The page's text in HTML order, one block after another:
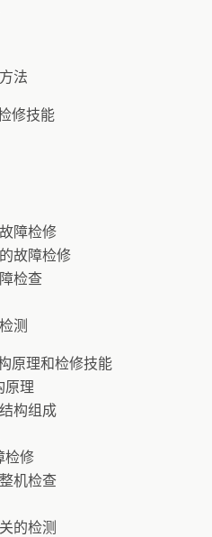
法
修技能
障检修
故障检修
检查
测
原理和检修技能
原理
构组成
检修
机检查
的检测